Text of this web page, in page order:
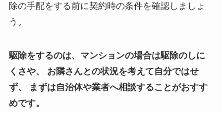
除の手配をする前に契約時の条件を確認しましょ
う。
駆除をするのは、マンションの場合は駆除のしに
くさや、
お隣さんとの状況を考えて自分ではせ
ず、
まずは自治体や業者へ相談することがおすす
めです。